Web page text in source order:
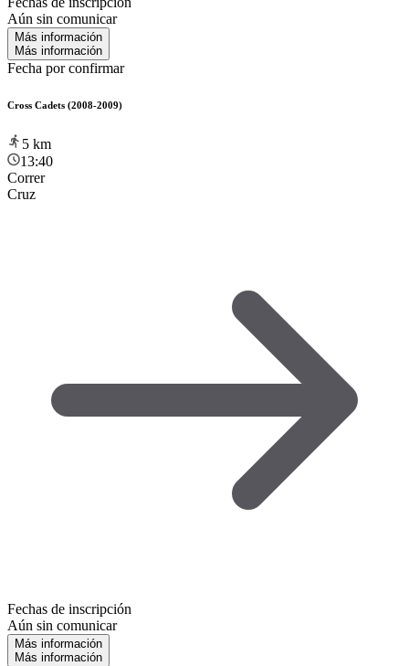
Aún sin comunicar
Más información
Más información
Fecha por confirmar
Cross Cadets (2008-2009)
5 km
13:40
Correr
Cruz
Fechas de inscripción
Aún sin comunicar
Más información
Más información